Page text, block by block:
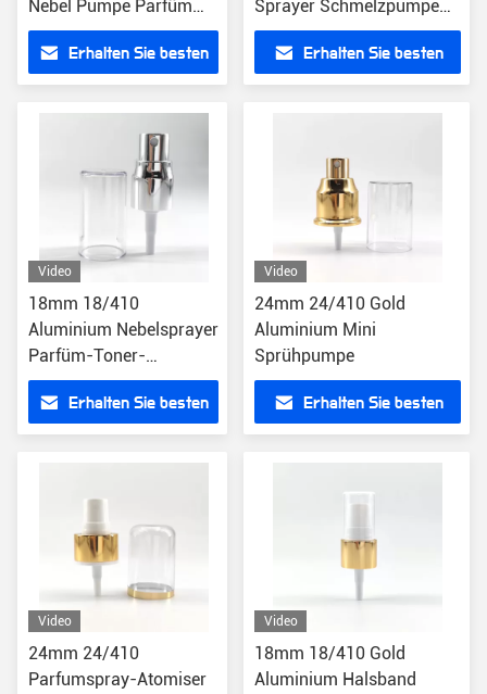
Nebel Pumpe Parfüm
Sprayer Top für Essenz
Erhalten Sie besten
Sprayer Schmelzpumpe
Spender
Flaschenoberfläche
Erhalten Sie besten
Video
18mm 18/410
Aluminium Nebelsprayer
Parfüm-Toner-
Behandlungspumpe mit
AS CapErhalten Sie besten
Video
24mm 24/410 Gold
Aluminium Mini
Sprühpumpe
Erhalten Sie besten
Video
24mm 24/410
Parfumspray-Atomiser
Video
18mm 18/410 Gold
Aluminium Halsband